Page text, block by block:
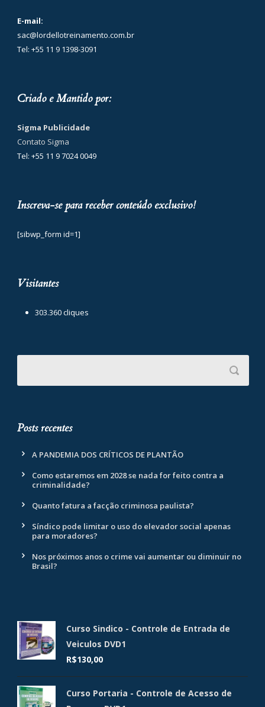
E-mail:
sac@lordellotreinamento.com.br
Tel: +55 11 9 1398-3091
Criado e Mantido por:
Sigma Publicidade
Contato Sigma
Tel: +55 11 9 7024 0049
Inscreva-se para receber conteúdo exclusivo!
[sibwp_form id=1]
Visitantes
303.360 cliques
Posts recentes
A PANDEMIA DOS CRÍTICOS DE PLANTÃO
Como estaremos em 2028 se nada for feito contra a
criminalidade?
Quanto fatura a facção criminosa paulista?
Síndico pode limitar o uso do elevador social apenas
para moradores?
Nos próximos anos o crime vai aumentar ou diminuir no
Brasil?
Curso Sindico - Controle de Entrada de
Veiculos DVD1
R$130,00
Curso Portaria - Controle de Acesso de